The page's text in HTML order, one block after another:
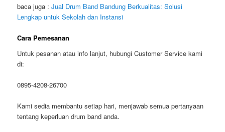
baca juga :Jual Drum Band Bandung Berkualitas: Solusi
Lengkap untuk Sekolah dan Instansi
Cara Pemesanan
Untuk pesanan atau info lanjut, hubungi Customer Service kami
di:
0895-4208-26700
Kami sedia membantu setiap hari, menjawab semua pertanyaan
tentang keperluan drum band anda.